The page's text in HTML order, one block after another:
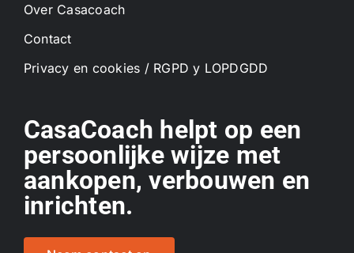
Over Casacoach
Contact
Privacy en cookies / RGPD y LOPDGDD
CasaCoach helpt op een
persoonlijke wijze met
aankopen, verbouwen en
inrichten.